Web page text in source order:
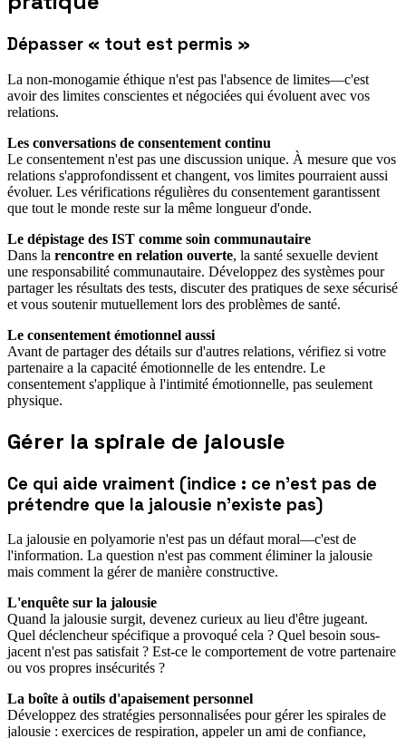
Dépasser « tout est permis »
La non-monogamie éthique n'est pas l'absence de limites—c'est
avoir des limites conscientes et négociées qui évoluent avec vos
relations.
Les conversations de consentement continu
Le consentement n'est pas une discussion unique. À mesure que vos
relations s'approfondissent et changent, vos limites pourraient aussi
évoluer. Les vérifications régulières du consentement garantissent
que tout le monde reste sur la même longueur d'onde.
Le dépistage des IST comme soin communautaire
Dans la rencontre en relation ouverte, la santé sexuelle devient
une responsabilité communautaire. Développez des systèmes pour
partager les résultats des tests, discuter des pratiques de sexe sécurisé
et vous soutenir mutuellement lors des problèmes de santé.
Le consentement émotionnel aussi
Avant de partager des détails sur d'autres relations, vérifiez si votre
partenaire a la capacité émotionnelle de les entendre. Le
consentement s'applique à l'intimité émotionnelle, pas seulement
physique.
Gérer la spirale de jalousie
Ce qui aide vraiment (indice : ce n'est pas de
prétendre que la jalousie n'existe pas)
La jalousie en polyamorie n'est pas un défaut moral—c'est de
l'information. La question n'est pas comment éliminer la jalousie
mais comment la gérer de manière constructive.
L'enquête sur la jalousie
Quand la jalousie surgit, devenez curieux au lieu d'être jugeant.
Quel déclencheur spécifique a provoqué cela ? Quel besoin sous-
jacent n'est pas satisfait ? Est-ce le comportement de votre partenaire
ou vos propres insécurités ?
La boîte à outils d'apaisement personnel
Développez des stratégies personnalisées pour gérer les spirales de
jalousie : exercices de respiration, appeler un ami de confiance,